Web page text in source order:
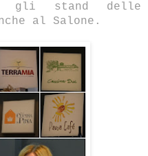
stand delle
al Salone.